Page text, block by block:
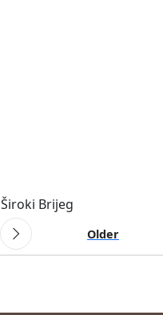
Široki Brijeg
Older